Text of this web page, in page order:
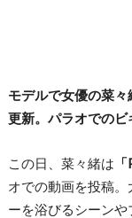
モデルで女優の菜
更新。パラオでのビ
この日、菜々緒は
オでの動画を投稿
ーを浴びるシーン